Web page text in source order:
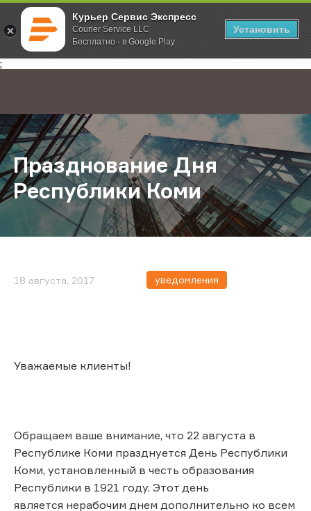
Курьер Сервис Экспресс
Courier Service LLC
Бесплатно - в Google Play
Установить
;
Главная О компании Новости Празднование Дня Республики
Празднование Дня
Республики Коми
18 августа, 2017 уведомления
Уважаемые клиенты!
Обращаем ваше внимание, что 22 августа в
Республике Коми празднуется День Республики
Коми, установленный в честь образования
Республики в 1921 году. Этот день
является нерабочим днем дополнительно ко всем